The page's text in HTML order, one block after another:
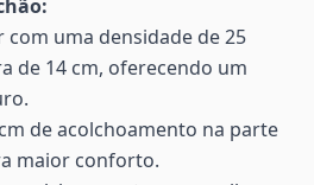
com uma densidade de 25
de 14 cm, oferecendo um
de acolchoamento na parte
maior conforto.